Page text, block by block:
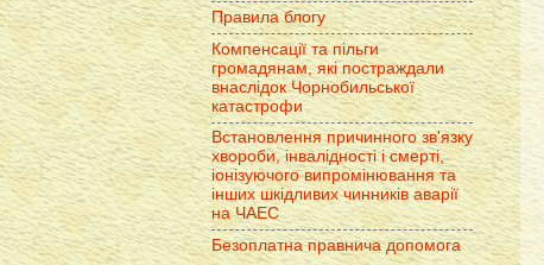
Правила блогу
Компенсації та пільги
громадянам, які постраждали
внаслідок Чорнобильської
катастрофи
Встановлення причинного зв'язку
хвороби, інвалідності і смерті,
іонізуючого випромінювання та
інших шкідливих чинників аварії
на ЧАЕС
Безоплатна правнича допомога